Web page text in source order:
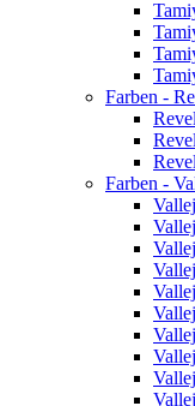
Farben -
Farben -